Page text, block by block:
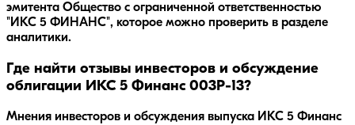
эмитента Общество с ограниченной ответственностью
"ИКС 5 ФИНАНС", которое можно проверить в разделе
аналитики.
Где найти отзывы инвесторов и обсуждение
облигации ИКС 5 Финанс 003P-13?
Мнения инвесторов и обсуждения выпуска ИКС 5 Финанс